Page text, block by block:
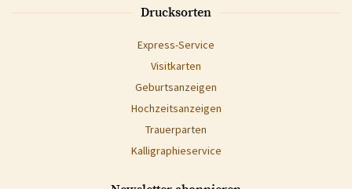
Drucksorten
Express-Service
Visitkarten
Geburtsanzeigen
Hochzeitsanzeigen
Trauerparten
Kalligraphieservice